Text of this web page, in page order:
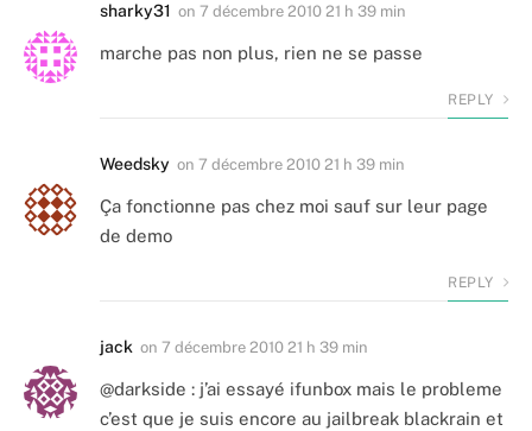
sharky31 on 7 décembre 2010 21 h 39 min
marche pas non plus, rien ne se passe
REPLY
Weedsky on 7 décembre 2010 21 h 39 min
Ça fonctionne pas chez moi sauf sur leur page
de demo
REPLY
jack on 7 décembre 2010 21 h 39 min
@darkside : j’ai essayé ifunbox mais le probleme
c’est que je suis encore au jailbreak blackrain et